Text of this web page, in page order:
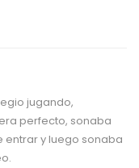
jugando,
perfecto, sonaba
y luego sonaba